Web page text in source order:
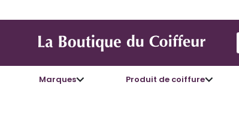
Marques Produit de coiffure